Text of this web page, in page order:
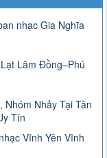
nhạc Gia Nghĩa
Lâm Đồng–Phú
Nhảy Tại Tân
Tín
Vĩnh Yên Vĩnh